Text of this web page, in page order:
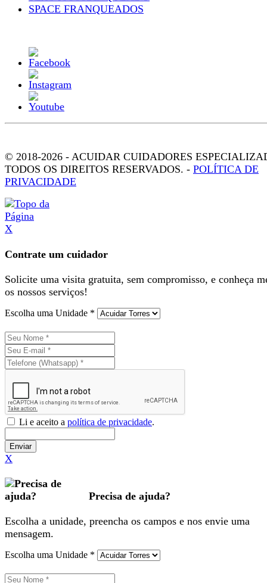
SPACE FRANQUEADOS
© 2018-2026 - ACUIDAR CUIDADORES
TODOS OS DIREITOS RESERVADOS. - POLÍTICA DE
PRIVACIDADE
X
Contrate um cuidador
Solicite uma visita gratuita, sem compromisso, e conheça
os nossos serviços!
Escolha uma Unidade *
Li e aceito a política de privacidade.
Enviar
X
Precisa de ajuda?
Escolha a unidade, preencha os campos e nos envie uma
mensagem.
Escolha uma Unidade *